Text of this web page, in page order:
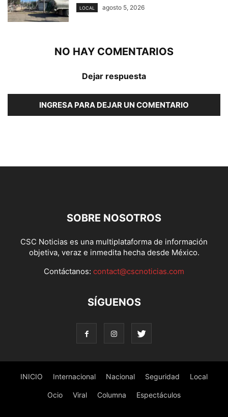
LOCAL agosto 5, 2026
NO HAY COMENTARIOS
Dejar respuesta
INGRESA PARA DEJAR UN COMENTARIO
SOBRE NOSOTROS
CSC Noticias es una multiplataforma de información
objetiva, veraz e inmedita hecha desde México.
Contáctanos: contact@cscnoticias.com
SÍGUENOS
INICIO Internacional Nacional Seguridad Local
Ocio Viral Columna Espectáculos